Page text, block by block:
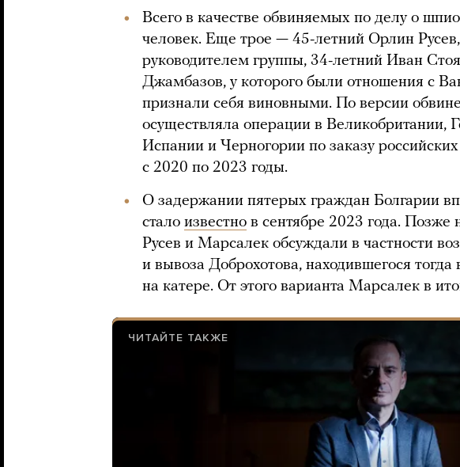
Всего в качестве обвиняемых по делу о
человек. Еще трое — 45-летний Орлин
руководителем группы, 34-летний Иван
Джамбазов, у которого были отношения с
признали себя виновными. По версии
осуществляла операции в Великобритании,
Испании и Черногории по заказу
с 2020 по 2023 годы.
О задержании пятерых граждан Болгарии
стало известно в сентябре 2023 года. Позже
Русев и Марсалек обсуждали в частности
и вывоза Доброхотова, находившегося
на катере. От этого варианта Марсалек в
ЧИТАЙТЕ ТАКЖЕ